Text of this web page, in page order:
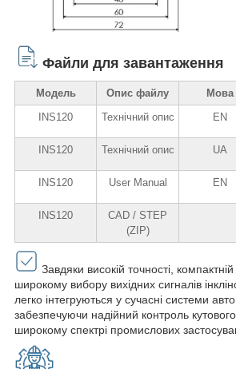
Файли для завантаження
Модель Опис файлу
Мова
INS120
Технічний опис EN
INS120 Технічний опис UA
INS120 User Manual EN
INS120
CAD / STEP
(ZIP)
Завдяки високій точності, компактній
широкому вибору вихідних сигналів
легко інтегруються у сучасні системи
забезпечуючи надійний контроль
широкому спектрі промислових